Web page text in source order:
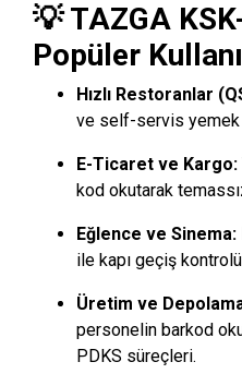
💡 TAZGA
Popüler
Hızlı Restoranlar
ve self-servis yemek
E-Ticaret ve Kargo:
kod okutarak
Eğlence ve Sinema:
ile kapı geçiş
Üretim ve
personelin barkod
PDKS süreçleri.